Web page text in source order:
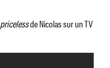
pricelessde Nicolas sur un TV